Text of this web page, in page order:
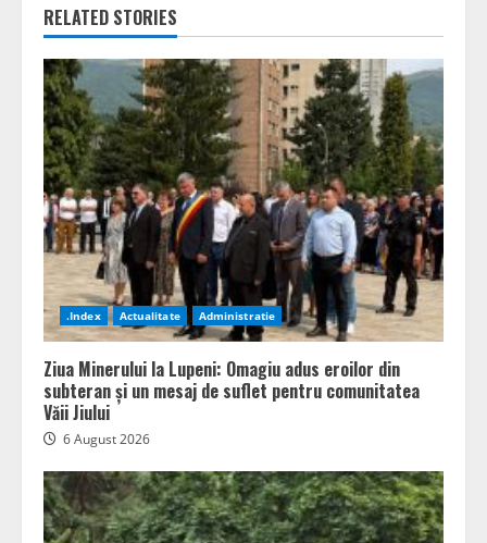
RELATED STORIES
.Index Actualitate Administratie
Ziua Minerului la Lupeni: Omagiu adus eroilor din
subteran și un mesaj de suflet pentru comunitatea
Văii Jiului
6 August 2026